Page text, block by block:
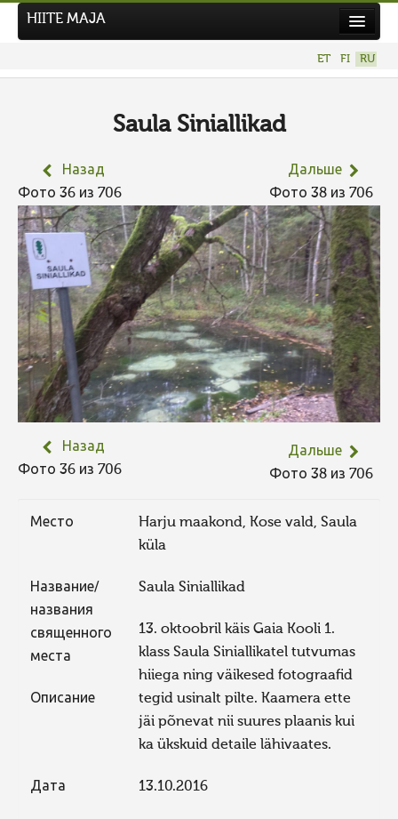
НОВЫЙ ФОТОКОНКУРС
ПРЕДЫДУЩИЕ КОНКУРСЫ
HIITE MAJA
ET FI RU
Saula Siniallikad
Назад
Фото 36 из 706
Дальше
Фото 38 из 706
Назад
Фото 36 из 706
Дальше
Фото 38 из 706
Место
Harju maakond, Kose vald, Saula
küla
Название/
названия
священного
места
Saula Siniallikad
Описание
13. oktoobril käis Gaia Kooli 1.
klass Saula Siniallikatel tutvumas
hiiega ning väikesed fotograafid
tegid usinalt pilte. Kaamera ette
jäi põnevat nii suures plaanis kui
ka ükskuid detaile lähivaates.
Дата 13.10.2016